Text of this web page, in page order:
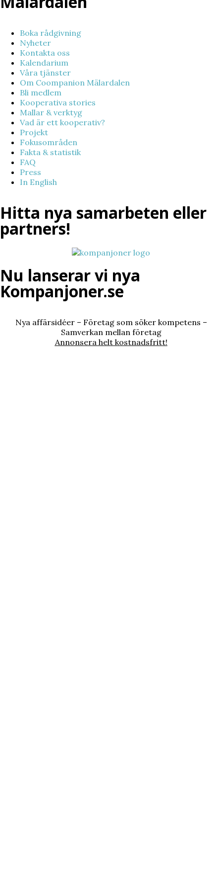
Boka rådgivning
Nyheter
Kontakta oss
Kalendarium
Våra tjänster
Om Coompanion Mälardalen
Bli medlem
Kooperativa stories
Mallar & verktyg
Vad är ett kooperativ?
Projekt
Fokusområden
Fakta & statistik
FAQ
Press
In English
Hitta nya samarbeten eller
partners!
Nu lanserar vi nya
Kompanjoner.se
Nya affärsidéer – Företag som söker kompetens –
Samverkan mellan företag
Annonsera helt kostnadsfritt!